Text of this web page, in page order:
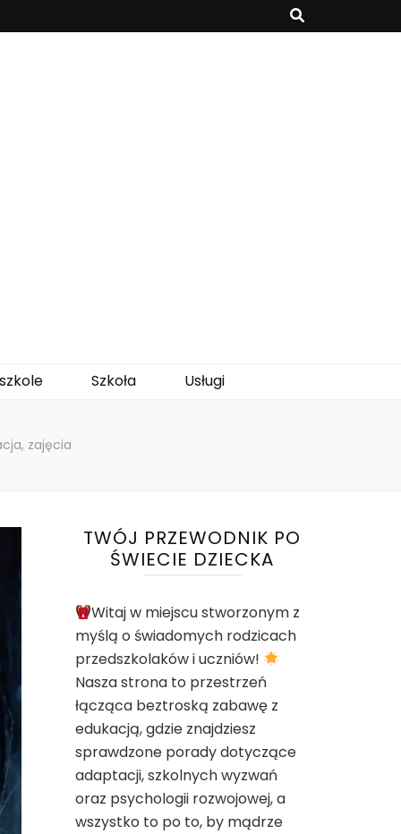
Szkoła Usługi
zajęcia
TWÓJ PRZEWODNIK PO
ŚWIECIE DZIECKA
Witaj w miejscu stworzonym z
myślą o świadomych rodzicach
przedszkolaków i uczniów!
Nasza strona to przestrzeń
łącząca beztroską zabawę z
edukacją, gdzie znajdziesz
sprawdzone porady dotyczące
adaptacji, szkolnych wyzwań
oraz psychologii rozwojowej, a
wszystko to po to, by mądrze